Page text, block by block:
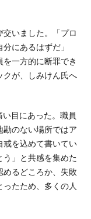
いました。「プロ
にあるはずだ」
を一方的に断罪でき
クが、しみけん氏へ
い目にあった。職員
勘のない場所ではア
戒を込めて書いてい
う」と共感を集めた
めるどころか、失敗
たため、多くの人